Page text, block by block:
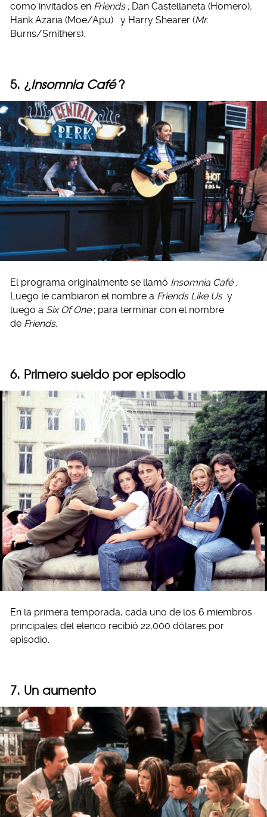
como invitados en Friends ; Dan Castellaneta (Homero),
Hank Azaria (Moe/Apu)
y Harry Shearer (Mr.
Burns/Smithers).
5. ¿Insomnia Café ?
El programa originalmente se llamó Insomnia Café .
Luego le cambiaron el nombre a Friends Like Us y
luego a Six Of One ; para terminar con el nombre
de Friends.
6. Primero sueldo por episodio
En la primera temporada, cada uno de los 6 miembros
principales del elenco recibió 22,000 dólares por
episodio.
7. Un aumento